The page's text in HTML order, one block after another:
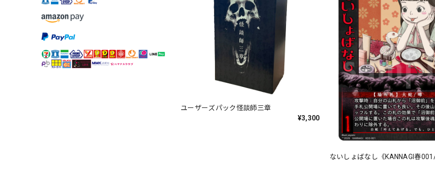
ユーザーズパック怪談師三章
¥3,300
ないしょばなし《KANNAGI春